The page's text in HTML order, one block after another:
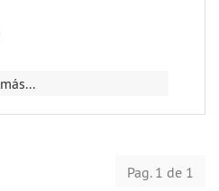
más...
Pag. 1 de 1